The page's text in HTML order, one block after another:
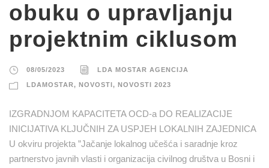
obuku o upravljanju
projektnim ciklusom
08/05/2023 LDA MOSTAR AGENCIJA
LDAMOSTAR, NOVOSTI, NOVOSTI 2023
IZGRADNJOM KAPACITETA OCD-a DO REALIZACIJE
INICIJATIVA KLJUČNIH ZA USPJEH LOKALNIH ZAJEDNICA
U okviru projekta ”Jačanje lokalnog učešća i saradnje kroz
partnerstvo javnih vlasti i organizacija civilnog društva u Bosni i